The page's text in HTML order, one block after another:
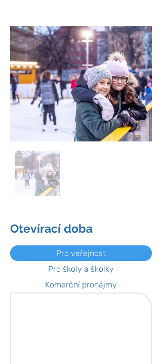
Otevírací doba
Pro veřejnost
Pro školy a školky
Komerční pronájmy